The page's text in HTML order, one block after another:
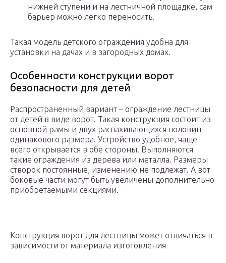
нижней ступени и на лестничной площадке, сам
барьер можно легко переносить.
Такая модель детского ограждения удобна для
установки на дачах и в загородных домах.
Особенности конструкции ворот
безопасности для детей
Распространенный вариант – ограждение лестницы
от детей в виде ворот. Такая конструкция состоит из
основной рамы и двух распахивающихся половин
одинакового размера. Устройство удобное, чаще
всего открывается в обе стороны. Выполняются
такие ограждения из дерева или металла. Размеры
створок постоянные, изменению не подлежат. А вот
боковые части могут быть увеличены дополнительно
приобретаемыми секциями.
Конструкция ворот для лестницы может отличаться в
зависимости от материала изготовления